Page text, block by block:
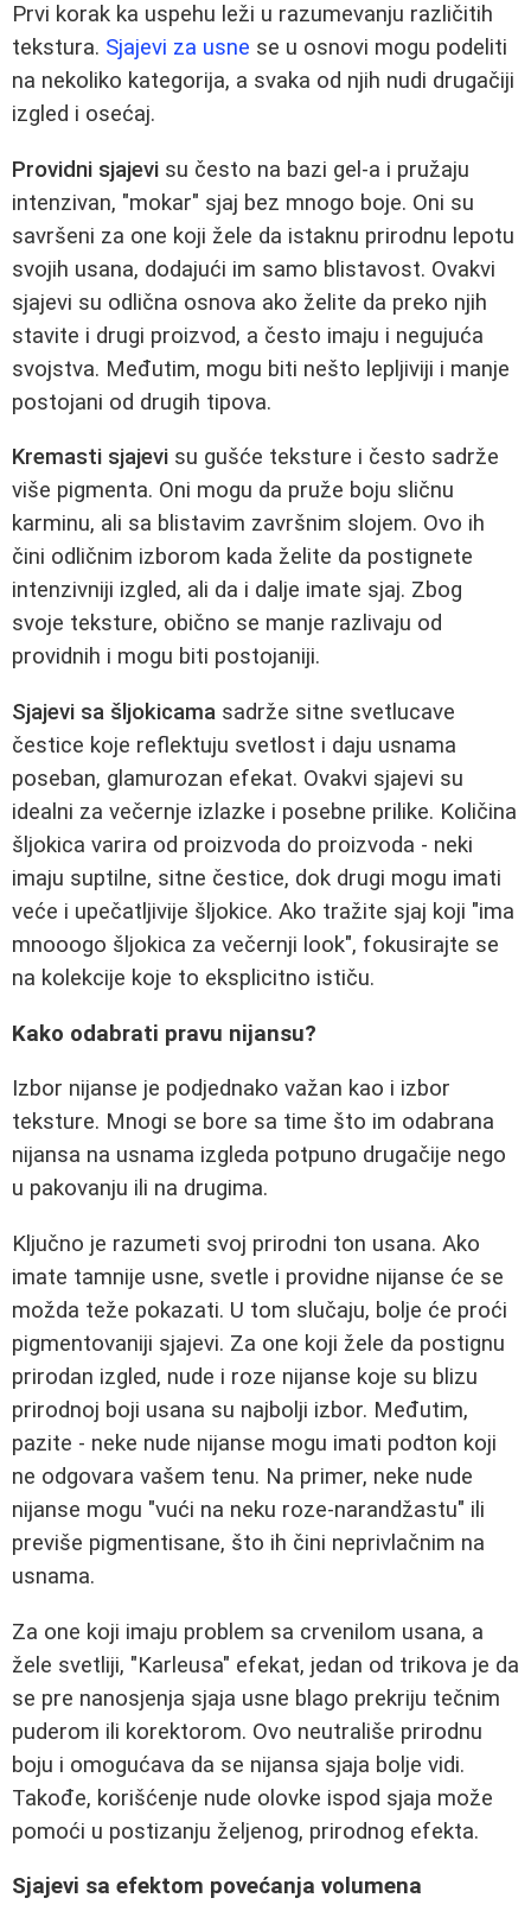
Prvi korak ka uspehu leži u razumevanju različitih
tekstura. Sjajevi za usne se u osnovi mogu podeliti
na nekoliko kategorija, a svaka od njih nudi drugačiji
izgled i osećaj.
Providni sjajevi su često na bazi gel-a i pružaju
intenzivan, "mokar" sjaj bez mnogo boje. Oni su
savršeni za one koji žele da istaknu prirodnu lepotu
svojih usana, dodajući im samo blistavost. Ovakvi
sjajevi su odlična osnova ako želite da preko njih
stavite i drugi proizvod, a često imaju i negujuća
svojstva. Međutim, mogu biti nešto lepljiviji i manje
postojani od drugih tipova.
Kremasti sjajevi su gušće teksture i često sadrže
više pigmenta. Oni mogu da pruže boju sličnu
karminu, ali sa blistavim završnim slojem. Ovo ih
čini odličnim izborom kada želite da postignete
intenzivniji izgled, ali da i dalje imate sjaj. Zbog
svoje teksture, obično se manje razlivaju od
providnih i mogu biti postojaniji.
Sjajevi sa šljokicama sadrže sitne svetlucave
čestice koje reflektuju svetlost i daju usnama
poseban, glamurozan efekat. Ovakvi sjajevi su
idealni za večernje izlazke i posebne prilike. Količina
šljokica varira od proizvoda do proizvoda - neki
imaju suptilne, sitne čestice, dok drugi mogu imati
veće i upečatljivije šljokice. Ako tražite sjaj koji "ima
mnooogo šljokica za večernji look", fokusirajte se
na kolekcije koje to eksplicitno ističu.
Kako odabrati pravu nijansu?
Izbor nijanse je podjednako važan kao i izbor
teksture. Mnogi se bore sa time što im odabrana
nijansa na usnama izgleda potpuno drugačije nego
u pakovanju ili na drugima.
Ključno je razumeti svoj prirodni ton usana. Ako
imate tamnije usne, svetle i providne nijanse će se
možda teže pokazati. U tom slučaju, bolje će proći
pigmentovaniji sjajevi. Za one koji žele da postignu
prirodan izgled, nude i roze nijanse koje su blizu
prirodnoj boji usana su najbolji izbor. Međutim,
pazite - neke nude nijanse mogu imati podton koji
ne odgovara vašem tenu. Na primer, neke nude
nijanse mogu "vući na neku roze-narandžastu" ili
previše pigmentisane, što ih čini neprivlačnim na
usnama.
Za one koji imaju problem sa crvenilom usana, a
žele svetliji, "Karleusa" efekat, jedan od trikova je da
se pre nanosjenja sjaja usne blago prekriju tečnim
puderom ili korektorom. Ovo neutrališe prirodnu
boju i omogućava da se nijansa sjaja bolje vidi.
Takođe, korišćenje nude olovke ispod sjaja može
pomoći u postizanju željenog, prirodnog efekta.
Sjajevi sa efektom povećanja volumena